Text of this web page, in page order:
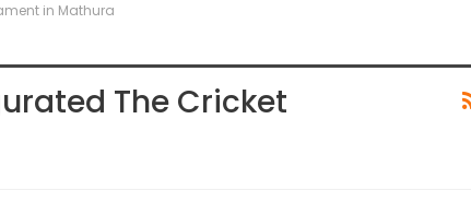
in Mathura
The Cricket